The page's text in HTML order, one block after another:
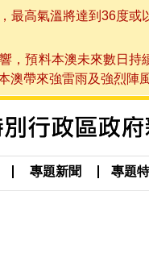
最高氣溫將達到36度
，預料本澳未來數日
澳帶來強雷雨及強烈
專題新聞 專題